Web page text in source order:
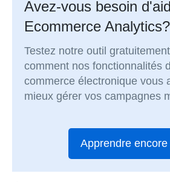
Avez-vous besoin
Ecommerce Analytics?
Testez notre outil
comment nos fonctionnalités
commerce électronique vous
mieux gérer vos campagnes
Apprendre encore